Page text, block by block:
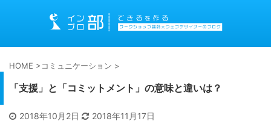
HOME >コミュニケーション >
「支援」と「コミットメント」の意味と違いは？
2018年10月2日
2018年11月17日